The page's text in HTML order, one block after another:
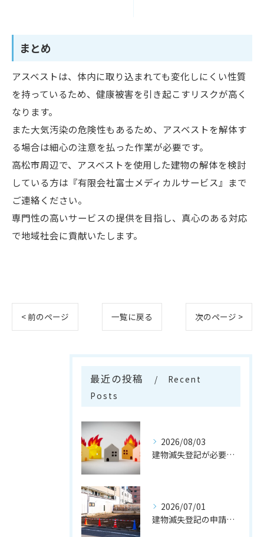
まとめ
アスベストは、体内に取り込まれても変化しにくい性質
を持っているため、健康被害を引き起こすリスクが高く
なります。
また大気汚染の危険性もあるため、アスベストを解体す
る場合は細心の注意を払った作業が必要です。
高松市周辺で、アスベストを使用した建物の解体を検討
している方は『有限会社富士メディカルサービス』まで
ご連絡ください。
専門性の高いサービスの提供を目指し、真心のある対応
で地域社会に貢献いたします。
< 前のページ 一覧に戻る 次のページ >
最近の投稿
Recent
Posts
2026/08/03
建物滅失登記が必要なケースとは
2026/07/01
建物滅失登記の申請の流れとは